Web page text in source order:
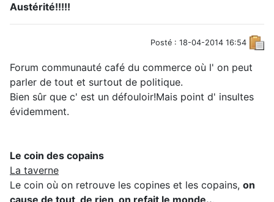
Austérité!!!!!
Posté : 18-04-2014 16:54
Forum communauté café du commerce où l' on peut
parler de tout et surtout de politique.
Bien sûr que c' est un défouloir!Mais point d' insultes
évidemment.
Le coin des copains
La taverne
Le coin où on retrouve les copines et les copains, on
cause de tout, de rien, on refait le monde...